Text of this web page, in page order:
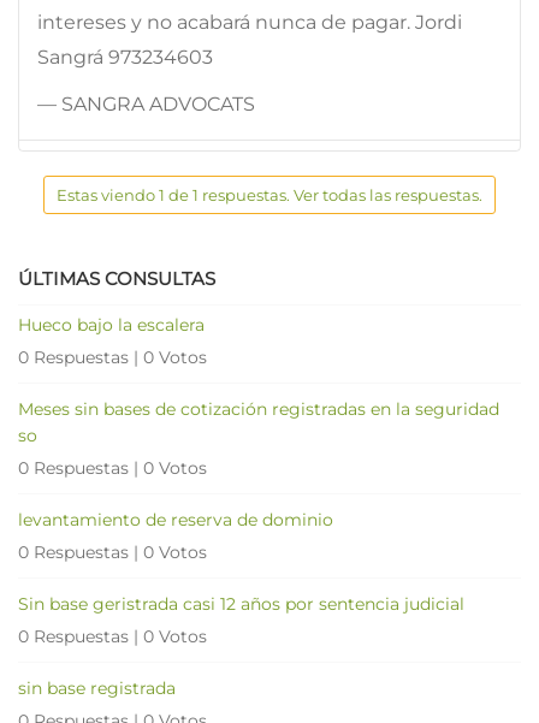
intereses y no acabará nunca de pagar. Jordi
Sangrá 973234603
— SANGRA ADVOCATS
Estas viendo 1 de 1 respuestas. Ver todas las respuestas.
ÚLTIMAS CONSULTAS
Hueco bajo la escalera
0 Respuestas | 0 Votos
Meses sin bases de cotización registradas en la seguridad
so
0 Respuestas | 0 Votos
levantamiento de reserva de dominio
0 Respuestas | 0 Votos
Sin base geristrada casi 12 años por sentencia judicial
0 Respuestas | 0 Votos
sin base registrada